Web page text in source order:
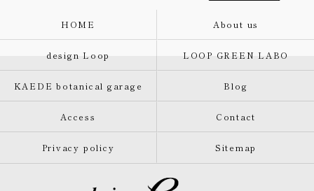
HOME About us
design Loop LOOP GREEN LABO
KAEDE botanical garage Blog
Access Contact
Privacy policy Sitemap